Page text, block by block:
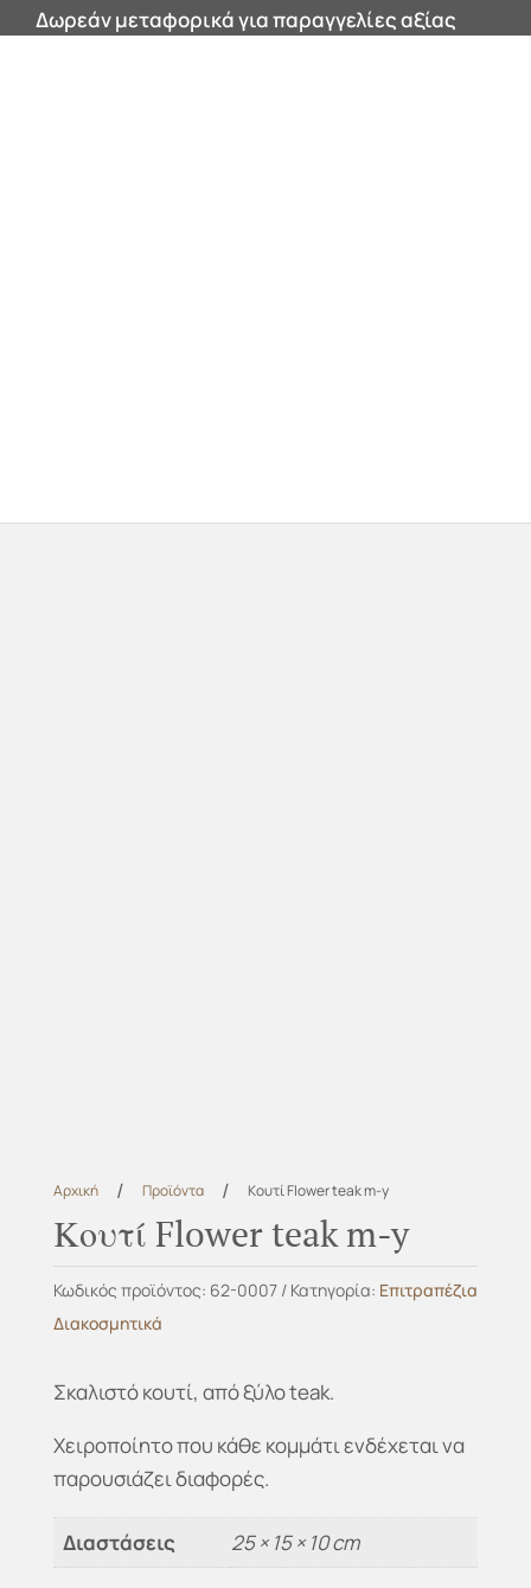
Δωρεάν μεταφορικά για παραγγελίες αξίας
Αρχική / Προϊόντα / Κουτί Flower teak m-y
Κουτί Flower teak m-y
Κωδικός προϊόντος: 62-0007 Κατηγορία: Επιτραπέζια
Διακοσμητικά
Σκαλιστό κουτί, από ξύλο teak.
Χειροποίητο που κάθε κομμάτι ενδέχεται να
παρουσιάζει διαφορές.
Διαστάσεις 25 × 15 × 10 cm